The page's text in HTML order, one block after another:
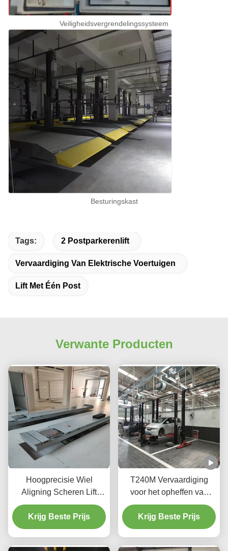
Veiligheidsvergrendelingssysteem
Besturingskast
Tags: 2 Postparkerenlift
Vervaardiging Van Elektrische Voertuigen
Lift Met Één Post
Verwante Producten
Hoogprecisie Wiel
Aligning Scheren Lift
T400D 4000kg Capaciteit
voor workshops
Krijg Beste Prijs
T240M Vervaardiging
voor het opheffen van
voertuigen met twee
pootjes voor het opheffen
met een geavanceerde
Krijg Beste Prijs